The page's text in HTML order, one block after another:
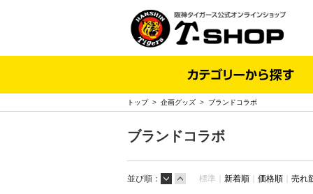
トップ> 企画グッズ > ブランドコラボ
ブランドコラボ
並び順： 標準｜ 新着順 ｜ 価格順 ｜ 売れ